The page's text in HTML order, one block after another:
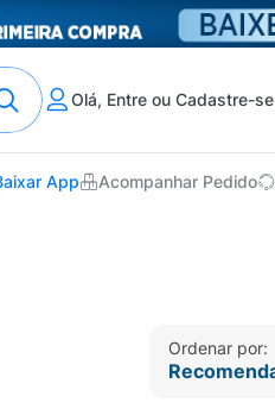
Olá, Entre ou Cadastre-se
App Acompanhar Pedido
Ordenar por: